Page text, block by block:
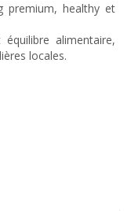
premium, healthy et
alimentaire,
locales.